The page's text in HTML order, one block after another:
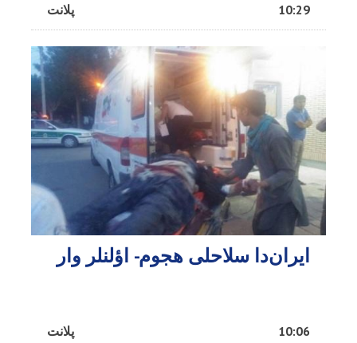
پلانت 10:29
ایران‌دا سلاحلی هجوم- اؤلنلر وار
پلانت 10:06